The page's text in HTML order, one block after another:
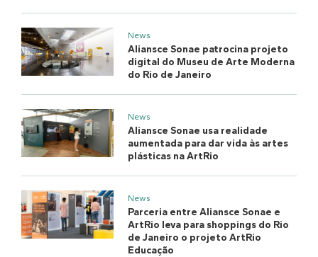
News
Aliansce Sonae patrocina projeto
digital do Museu de Arte Moderna
do Rio de Janeiro
News
Aliansce Sonae usa realidade
aumentada para dar vida às artes
plásticas na ArtRio
News
Parceria entre Aliansce Sonae e
ArtRio leva para shoppings do Rio
de Janeiro o projeto ArtRio
Educação